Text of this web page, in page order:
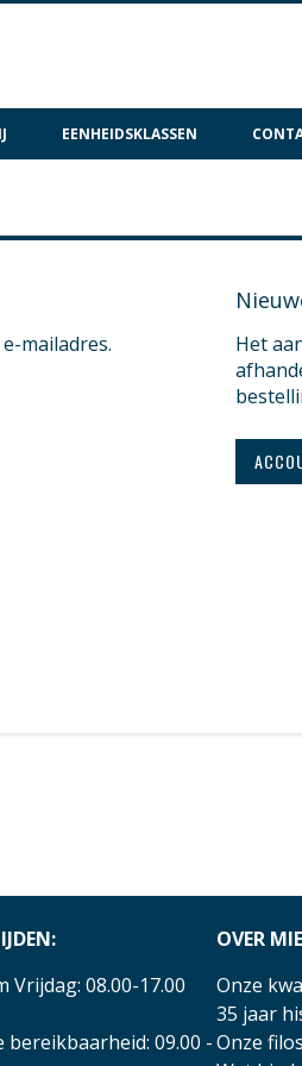
EENHEIDSKLASSEN
mailadres.
Het
Vrijdag: 08.00-17.00
bereikbaarheid: 09.00 -
OVER
Onze
35 jaar
Onze